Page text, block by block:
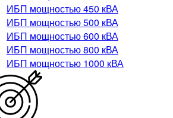
ИБП мощностью 450 кВА
ИБП мощностью 500 кВА
ИБП мощностью 600 кВА
ИБП мощностью 800 кВА
ИБП мощностью 1000 кВА